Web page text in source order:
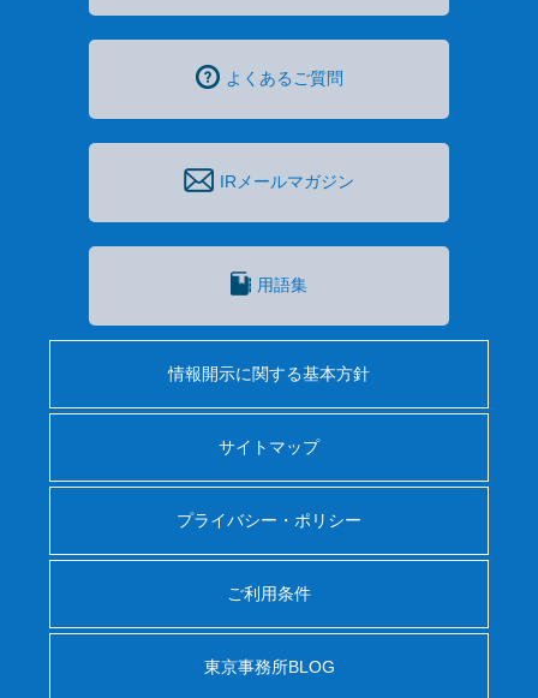
よくあるご質問
IRメールマガジン
用語集
情報開示に関する基本方針
サイトマップ
プライバシー・ポリシー
ご利用条件
東京事務所BLOG